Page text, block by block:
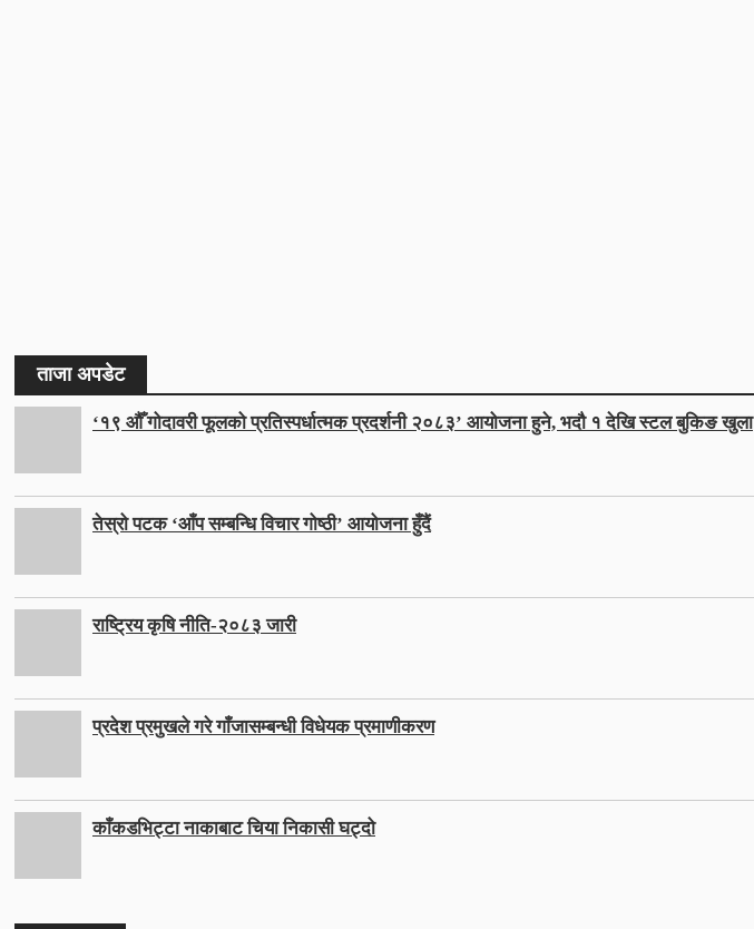
ताजा अपडेट
‘१९ औँ गोदावरी फूलको प्रतिस्पर्धात्मक प्रदर्शनी २०८३’ आयोजना हुने, भदौ १ देखि स्टल बुकिङ खुला
तेस्रो पटक ‘आँप सम्बन्धि विचार गोष्ठी’ आयोजना हुँदैं
राष्ट्रिय कृषि नीति-२०८३ जारी
प्रदेश प्रमुखले गरे गाँजासम्बन्धी विधेयक प्रमाणीकरण
काँकडभिट्टा नाकाबाट चिया निकासी घट्दो